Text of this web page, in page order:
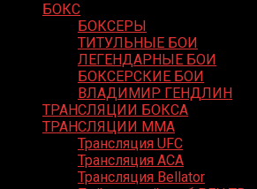
БОКС
БОКСЕРЫ
ТИТУЛЬНЫЕ БОИ
ЛЕГЕНДАРНЫЕ БОИ
БОКСЕРСКИЕ БОИ
ВЛАДИМИР ГЕНДЛИН
ТРАНСЛЯЦИИ БОКСА
ТРАНСЛЯЦИИ MMA
Трансляция UFC
Трансляция ACA
Трансляция Bellator